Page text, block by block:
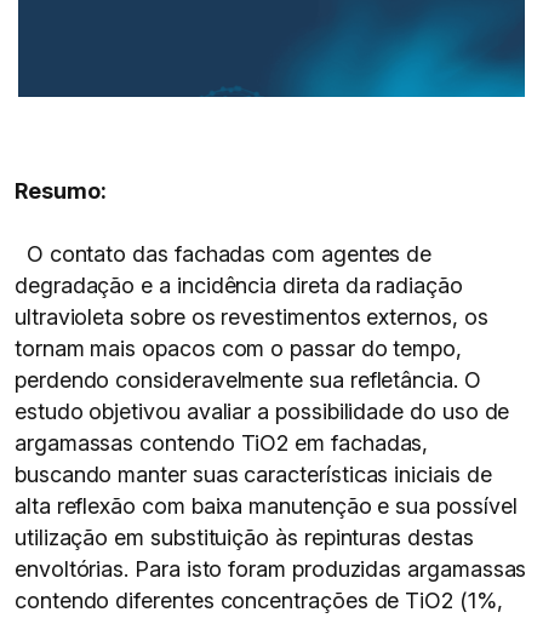
Resumo:
O contato das fachadas com agentes de
degradação e a incidência direta da radiação
ultravioleta sobre os revestimentos externos, os
tornam mais opacos com o passar do tempo,
perdendo consideravelmente sua refletância. O
estudo objetivou avaliar a possibilidade do uso de
argamassas contendo TiO2 em fachadas,
buscando manter suas características iniciais de
alta reflexão com baixa manutenção e sua possível
utilização em substituição às repinturas destas
envoltórias. Para isto foram produzidas argamassas
contendo diferentes concentrações de TiO2 (1%,